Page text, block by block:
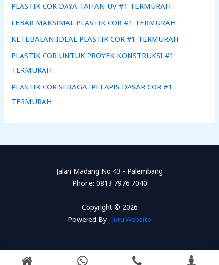
PLASTIK COR DAYA TAHAN UV #1 TERMURAH
LEBAR MAKSIMAL PLASTIK COR #1 TERMURAH
KETEBALAN IDEAL PLASTIK COR #1 TERMURAH
PLASTIK COR UNTUK PROYEK KONSTRUKSI #1
TERMURAH
PLASTIK COR SEBAGAI PELAPIS DASAR COR #1
TERMURAH
Jalan Madang No 43 - Palembang
Phone: 0813 7976 7040
Copyright © 2026
Powered By : Juru.Website